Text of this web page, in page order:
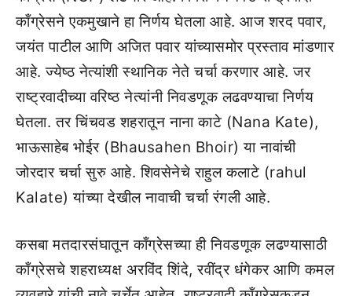
काँग्रेसने एकमुखाने हा निर्णय घेतला आहे. आज शरद पवार,
जयंत पाटील आणि अजित पवार यांच्यासमोर प्रस्ताव मांडणार
आहे. ज्येष्ठ नेत्यांशी स्थानिक नेते चर्चा करणार आहे. जर
राष्ट्रवादीच्या वरिष्ठ नेत्यांनी निवडणूक लढवण्याचा निर्णय
घेतला. तर चिंचवड शहरातून नाना काटे (Nana Kate),
भाऊसाहेब भोईर (Bhausahen Bhoir) या नावांची
जोरदार चर्चा सुरु आहे. शिवसेनेचे राहुल कलाटे (rahul
Kalate) यांच्या देखील नावाची चर्चा रंगली आहे.
कसबा मतदारसंघातून काँग्रेसच्या ही निवडणूक लढण्यासाठी
काँग्रेसचे शहराध्यक्ष अरविंद शिंदे, रवींद्र धंगेकर आणि कमल